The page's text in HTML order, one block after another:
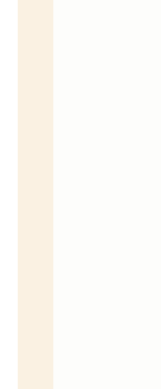
L’ENVERS
ÉLÉMENTS